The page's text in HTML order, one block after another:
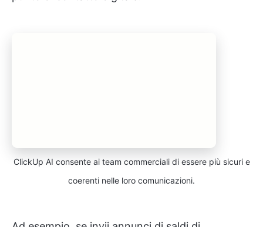
ClickUp AI consente ai team commerciali di essere più sicuri e
coerenti nelle loro comunicazioni.